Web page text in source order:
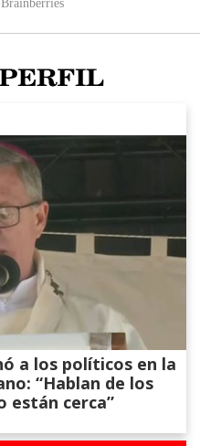
a los políticos en la
“Hablan de los
están cerca”